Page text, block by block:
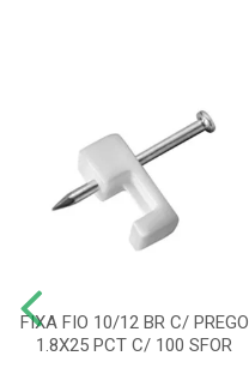
FIXA FIO 10/12 BR C/ PREGO
1.8X25 PCT C/ 100 SFOR